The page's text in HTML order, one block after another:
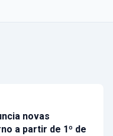
novas
a partir de 1º de